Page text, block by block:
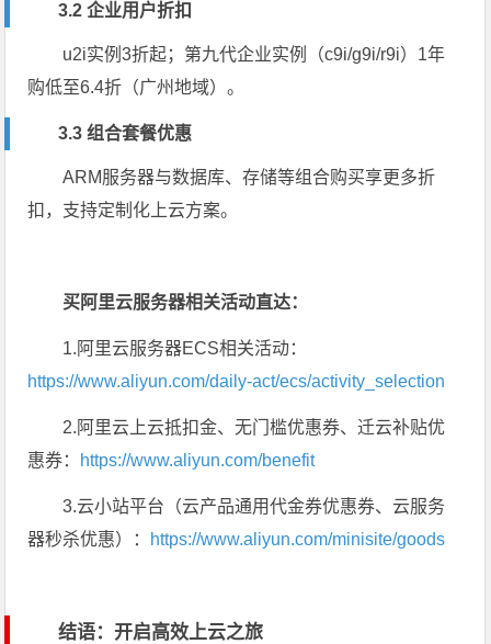
3.2 企业用户折扣
u2i实例3折起；第九代企业实例（c9i/g9i/r9i）1年
购低至6.4折（广州地域）。
3.3 组合套餐优惠
ARM服务器与数据库、存储等组合购买享更多折
扣，支持定制化上云方案。
买阿里云服务器相关活动直达：
1.阿里云服务器ECS相关活动：
https://www.aliyun.com/daily-act/ecs/activity_selection
2.阿里云上云抵扣金、无门槛优惠券、迁云补贴优
惠券： https://www.aliyun.com/benefit
3.云小站平台（云产品通用代金券优惠券、云服务
器秒杀优惠）： https://www.aliyun.com/minisite/goods
结语：开启高效上云之旅